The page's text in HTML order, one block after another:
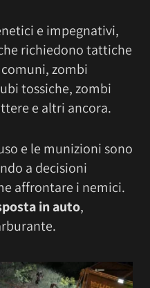
e impegnativi,
richiedono tattiche
zombi
tossiche, zombi
e altri ancora.
e le munizioni sono
a decisioni
affrontare i nemici.
in auto,